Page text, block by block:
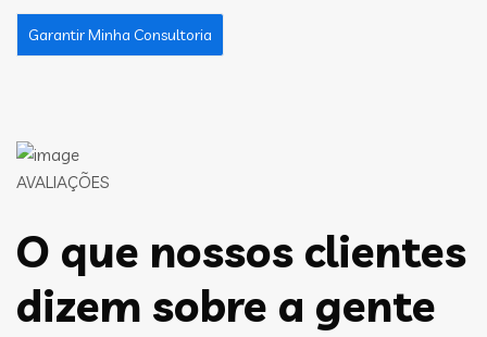
AVALIAÇÕES
O que nossos clientes
dizem sobre a gente